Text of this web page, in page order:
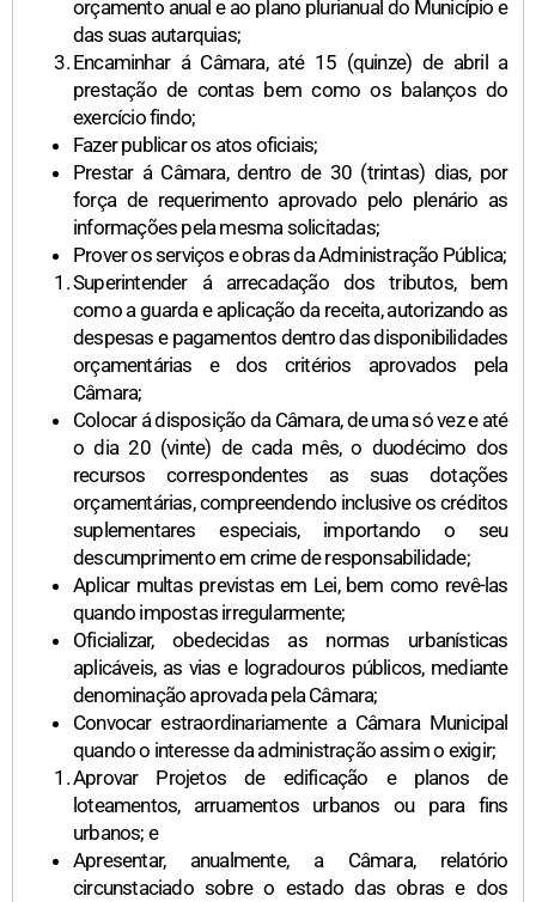
orçamento anual e ao plano plurianual do Município e
das suas autarquias;
Encaminhar á Câmara, até 15 (quinze) de abril a
prestação de contas bem como os balanços do
exercício findo;
Fazer publicar os atos oficiais;
Prestar á Câmara, dentro de 30 (trintas) dias, por
força de requerimento aprovado pelo plenário as
informações pela mesma solicitadas;
Prover os serviços e obras da Administração Pública;
Superintender á arrecadação dos tributos, bem
como a guarda e aplicação da receita, autorizando as
despesas e pagamentos dentro das disponibilidades
orçamentárias e dos critérios aprovados pela
Câmara;
Colocar á disposição da Câmara, de uma só vez e até
o dia 20 (vinte) de cada mês, o duodécimo dos
recursos correspondentes as suas dotações
orçamentárias, compreendendo inclusive os créditos
suplementares especiais, importando o seu
descumprimento em crime de responsabilidade;
Aplicar multas previstas em Lei, bem como revê-las
quando impostas irregularmente;
Oficializar, obedecidas as normas urbanísticas
aplicáveis, as vias e logradouros públicos, mediante
denominação aprovada pela Câmara;
Convocar estraordinariamente a Câmara Municipal
quando o interesse da administração assim o exigir;
Aprovar Projetos de edificação e planos de
loteamentos, arruamentos urbanos ou para fins
urbanos; e
Apresentar, anualmente, a Câmara, relatório
circunstaciado sobre o estado das obras e dos